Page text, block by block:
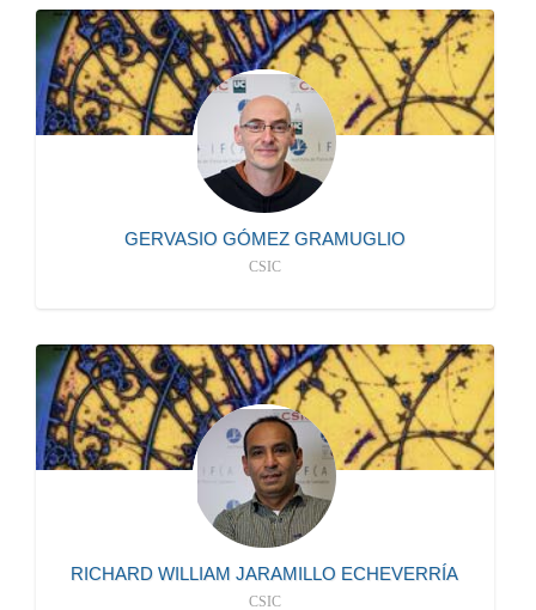
GERVASIO GÓMEZ GRAMUGLIO
CSIC
942206725
S102
mailto:gervasio@ifca.unican.es
CIENTIFICO/A TITULAR
RICHARD WILLIAM JARAMILLO ECHEVERRÍA
CSIC
942206711
S120
mailto:jaramillo@ifca.unican.es
CONTRATADO/A LABORAL